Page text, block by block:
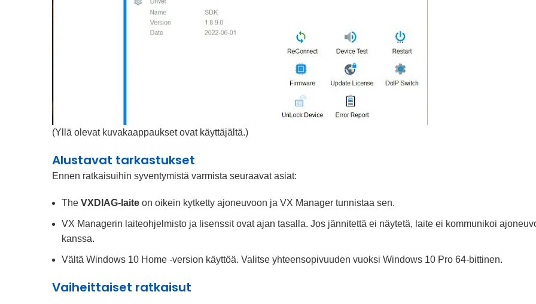
(Yllä olevat kuvakaappaukset ovat käyttäjältä.)
Alustavat tarkastukset
Ennen ratkaisuihin syventymistä varmista seuraavat asiat:
The VXDIAG-laite on oikein kytketty ajoneuvoon ja VX Manager tunnistaa sen.
VX Managerin laiteohjelmisto ja lisenssit ovat ajan tasalla. Jos jännitettä ei näytetä, laite ei kommunikoi
kanssa.
Vältä Windows 10 Home -version käyttöä. Valitse yhteensopivuuden vuoksi Windows 10 Pro 64-bittinen.
Vaiheittaiset ratkaisut